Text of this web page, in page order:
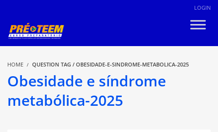
LOGIN
HOME QUESTION TAG / OBESIDADE-E-SINDROME-METABOLICA-2025
Obesidade e síndrome
metabólica-2025